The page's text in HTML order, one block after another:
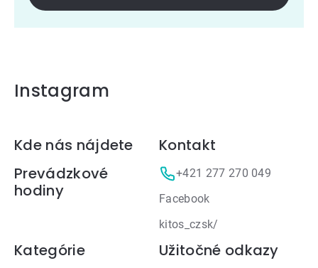
Instagram
Zápätie
Kde nás nájdete
Prevádzkové
hodiny
Kontakt
+421 277 270 049
Facebook
kitos_czsk/
Kategórie Užitočné odkazy